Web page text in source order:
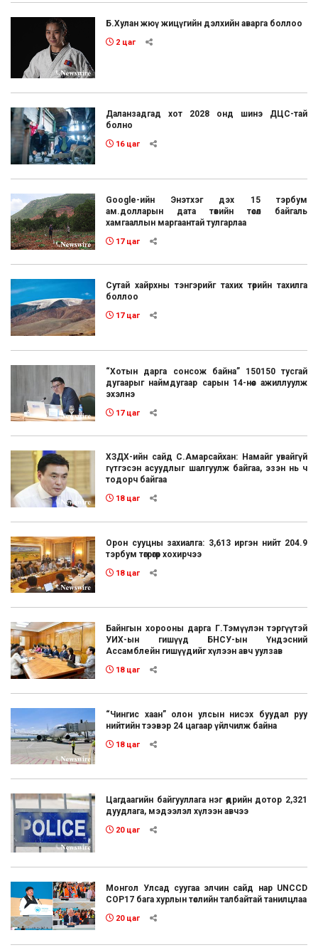
Б.Хулан жюү жицүгийн дэлхийн аварга боллоо
2 цаг
Даланзадгад хот 2028 онд шинэ ДЦС-тай
болно
16 цаг
Google-ийн Энэтхэг дэх 15 тэрбум
ам.долларын дата төвийн төсөл байгаль
хамгааллын маргаантай тулгарлаа
17 цаг
Сутай хайрхны тэнгэрийг тахих төрийн тахилга
боллоо
17 цаг
“Хотын дарга сонсож байна” 150150 тусгай
дугаарыг наймдугаар сарын 14-нөөс ажиллуулж
эхэлнэ
17 цаг
ХЗДХ-ийн сайд С.Амарсайхан: Намайг увайгүй
гүтгэсэн асуудлыг шалгуулж байгаа, эзэн нь ч
тодорч байгаа
18 цаг
Орон сууцны захиалга: 3,613 иргэн нийт 204.9
тэрбум төгрөгөөр хохирчээ
18 цаг
Байнгын хорооны дарга Г.Тэмүүлэн тэргүүтэй
УИХ-ын гишүүд БНСУ-ын Үндэсний
Ассамблейн гишүүдийг хүлээн авч уулзав
18 цаг
“Чингис хаан” олон улсын нисэх буудал руу
нийтийн тээвэр 24 цагаар үйлчилж байна
18 цаг
Цагдаагийн байгууллага нэг өдрийн дотор 2,321
дуудлага, мэдээлэл хүлээн авчээ
20 цаг
Монгол Улсад суугаа элчин сайд нар UNCCD
COP17 бага хурлын төслийн талбайтай танилцлаа
20 цаг